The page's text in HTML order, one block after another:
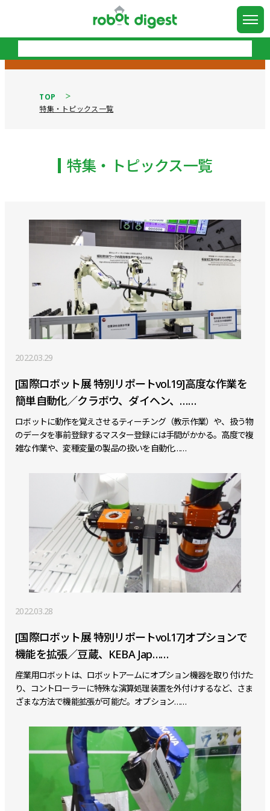
TOP
特集・トピックス一覧
特集・トピックス一覧
2022.03.29
[国際ロボット展 特別リポートvol.19]高度な作業を
簡単自動化／クラボウ、ダイヘン、……
ロボットに動作を覚えさせるティーチング（教示作業）や、扱う物
のデータを事前登録するマスター登録には手間がかかる。高度で複
雑な作業や、変種変量の製品の扱いを自動化……
2022.03.28
[国際ロボット展 特別リポートvol.17]オプションで
機能を拡張／豆蔵、KEBA Jap……
産業用ロボットは、ロボットアームにオプション機器を取り付けた
り、コントローラーに特殊な演算処理装置を外付けするなど、さま
ざまな方法で機能拡張が可能だ。オプション……